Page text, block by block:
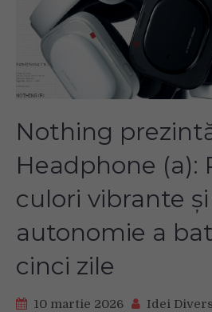
Nothing
Headphone (a):
culori vibrante
autonomie a
cinci zile
10 martie 2026 Idei